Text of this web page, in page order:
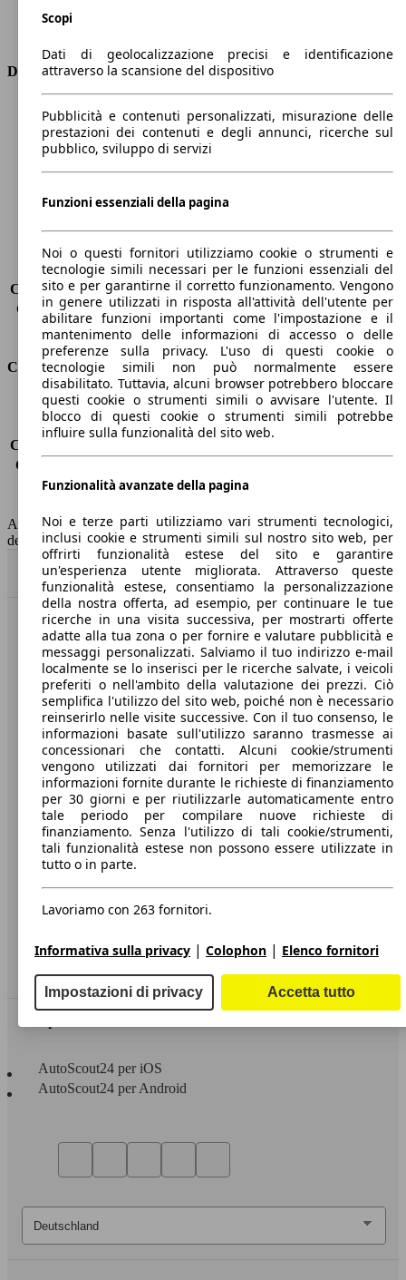
Trasmissione
Dimensioni
Lunghezza
4400 mm
Altezza
1870 mm
Larghezza
1850 mm
Passo
2790 mm
Carico massimo
-
Porte
5
Sedili
5
Carico sul tetto
-
Capacità di traino (senza freni) -
Capacità di traino (con freni)
1300 kg
Volume del bagagliaio
597 - 983 l
Consumi
Emissioni di CO2*
112 g/km (komb.)
Consumo (urbano)
4.8 l/100km
Consumo (extra-urbano)
Consumo (combinato)*
Classe di emissione
Euro 6
AutoScout24 non si assume alcuna responsabilità per la correttezza
dei dati.
Torna su
Benvenuti su AutoScout24, il mercato auto europeo.
Società
A proposito di AutoScout24
Stampa
Media
Condizioni generali
Informazioni
Dichiarazione di Accessibilità
Servizi
Area rivenditori
AutoScout24 per iOS
AutoScout24 per Android
Scopi
Dati di geolocalizzazione precisi e identificazione
attraverso la scansione del dispositivo
Pubblicità e contenuti personalizzati, misurazione delle
prestazioni dei contenuti e degli annunci, ricerche sul
pubblico, sviluppo di servizi
Funzioni essenziali della pagina
Noi o questi fornitori utilizziamo cookie o strumenti e
tecnologie simili necessari per le funzioni essenziali del
sito e per garantirne il corretto funzionamento. Vengono
in genere utilizzati in risposta all'attività dell'utente per
abilitare funzioni importanti come l'impostazione e il
mantenimento delle informazioni di accesso o delle
preferenze sulla privacy. L'uso di questi cookie o
tecnologie simili non può normalmente essere
disabilitato. Tuttavia, alcuni browser potrebbero bloccare
questi cookie o strumenti simili o avvisare l'utente. Il
blocco di questi cookie o strumenti simili potrebbe
influire sulla funzionalità del sito web.
Funzionalità avanzate della pagina
Noi e terze parti utilizziamo vari strumenti tecnologici,
inclusi cookie e strumenti simili sul nostro sito web, per
offrirti funzionalità estese del sito e garantire
un'esperienza utente migliorata. Attraverso queste
funzionalità estese, consentiamo la personalizzazione
della nostra offerta, ad esempio, per continuare le tue
ricerche in una visita successiva, per mostrarti offerte
adatte alla tua zona o per fornire e valutare pubblicità e
messaggi personalizzati. Salviamo il tuo indirizzo e-mail
localmente se lo inserisci per le ricerche salvate, i veicoli
preferiti o nell'ambito della valutazione dei prezzi. Ciò
semplifica l'utilizzo del sito web, poiché non è necessario
reinserirlo nelle visite successive. Con il tuo consenso, le
informazioni basate sull'utilizzo saranno trasmesse ai
concessionari che contatti. Alcuni cookie/strumenti
vengono utilizzati dai fornitori per memorizzare le
informazioni fornite durante le richieste di finanziamento
per 30 giorni e per riutilizzarle automaticamente entro
tale periodo per compilare nuove richieste di
finanziamento. Senza l'utilizzo di tali cookie/strumenti,
tali funzionalità estese non possono essere utilizzate in
tutto o in parte.
Lavoriamo con 263 fornitori.
Informativa sulla privacy | Colophon | Elenco fornitori
Impostazioni di privacy Accetta tutto